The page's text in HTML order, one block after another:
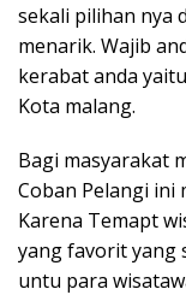
sekali pilihan nya
menarik. Wajib
kerabat anda
Kota malang.
Bagi masyarakat
Coban Pelangi ini
Karena Temapt
yang favorit yang
untu para